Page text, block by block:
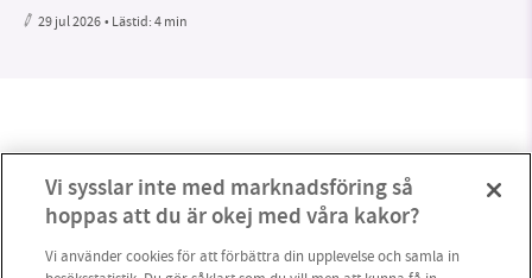
29 jul 2026• Lästid:4 min
Vi sysslar inte med marknadsföring så
hoppas att du är okej med våra kakor?
Vi använder cookies för att förbättra din upplevelse och samla in